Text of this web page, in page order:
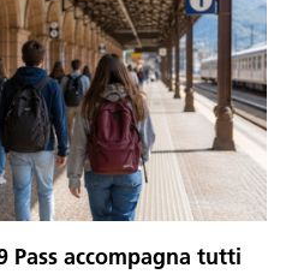
Pass accompagna tutti